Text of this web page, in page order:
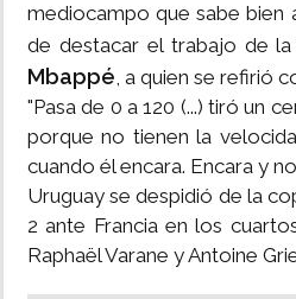
mediocampo que sabe bien
de destacar el trabajo de la
Mbappé, a quien se refirió
"Pasa de 0 a 120 (...) tiró un
porque no tienen la
cuando él encara. Encara y
Uruguay se despidió de la
2 ante Francia en los
Raphaël Varane y Antoine